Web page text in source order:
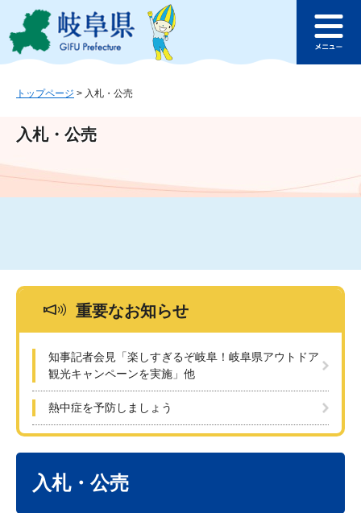
ジ
ュ
文
このページの本文へ
ュ
トップページ > 入札・公売
入札・公売
重要なお知らせ
知事記者会見「楽しすぎるぞ岐阜！岐阜県アウトドア
観光キャンペーンを実施」他
熱中症を予防しましょう
入札・公売